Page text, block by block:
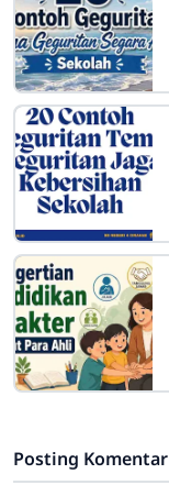
Posting Komentar